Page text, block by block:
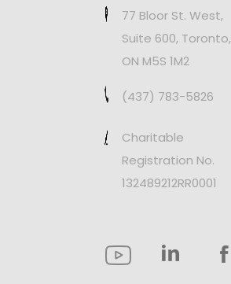
77 Bloor St. West,
Suite 600, Toronto,
ON M5S 1M2
(437) 783-5826
Charitable
Registration No.
132489212RR0001